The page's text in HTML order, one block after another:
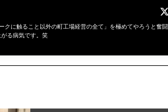
クに触ること以外の町工場経営の全て」を極めてやろうと奮闘
る病気です。笑